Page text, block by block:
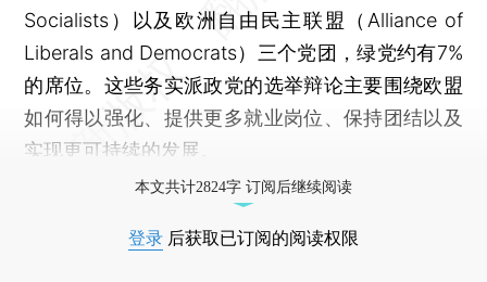
Socialists）以及欧洲自由民主联盟（Alliance of
Liberals and Democrats）三个党团，绿党约有7%
的席位。这些务实派政党的选举辩论主要围绕欧盟
如何得以强化、提供更多就业岗位、保持团结以及
实现更可持续的发展。
本文共计2824字 订阅后继续阅读
登录 后获取已订阅的阅读权限